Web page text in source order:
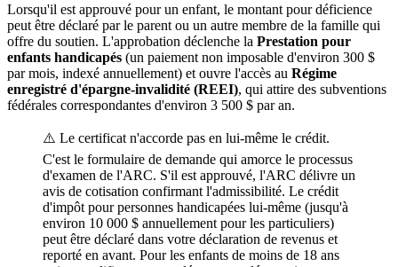
Lorsqu'il est approuvé pour un enfant, le montant pour déficience
peut être déclaré par le parent ou un autre membre de la famille qui
offre du soutien. L'approbation déclenche la Prestation pour
enfants handicapés (un paiement non imposable d'environ 300 $
par mois, indexé annuellement) et ouvre l'accès au Régime
enregistré d'épargne-invalidité (REEI), qui attire des subventions
fédérales correspondantes d'environ 3 500 $ par an.
⚠️ Le certificat n'accorde pas en lui-même le crédit.
C'est le formulaire de demande qui amorce le processus
d'examen de l'ARC. S'il est approuvé, l'ARC délivre un
avis de cotisation confirmant l'admissibilité. Le crédit
d'impôt pour personnes handicapées lui-même (jusqu'à
environ 10 000 $ annuellement pour les particuliers)
peut être déclaré dans votre déclaration de revenus et
reporté en avant. Pour les enfants de moins de 18 ans